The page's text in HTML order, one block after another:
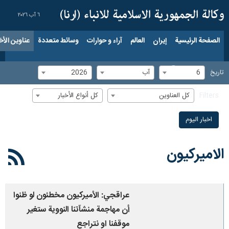
٦ آب ٢٠٢٦
الصفحة الرئيسية إيران العالم آراء و حوارات وسائط متعددة عناوين
تاریخ 6 آب 2026
كل العناوين كل أنواع الأخبار
اخبار الیوم
الاميركيون
عراقجي: الأميركيون مخطئون لو ظنوا
أن مهاجمة منشآتنا النووية ستغير
موقفنا او نتراجع